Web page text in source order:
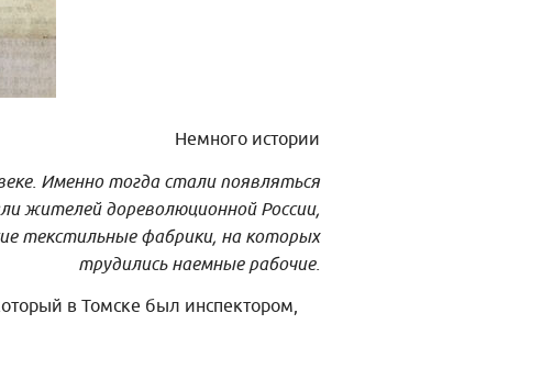
Немного истории
Именно тогда стали появляться
жителей дореволюционной России,
текстильные фабрики, на которых
трудились наемные рабочие.
в Томске был инспектором,